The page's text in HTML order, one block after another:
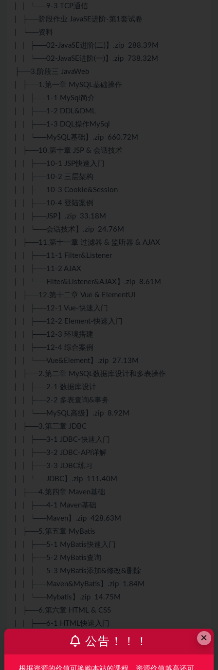
| | └──9-3 TCP通信
| ├──阶段作业 JavaSE进阶-第1套试卷
| └──资料
| | ├──02-JavaSE进阶(二)】.zip 288.39M
| | └──02-JavaSE进阶(一)】.zip 738.32M
├──3.阶段三 JavaWeb
| ├──1.第一章 MySQL基础操作
| | ├──1-1 MySql简介
| | ├──1-2 DDL&DML
| | ├──1-3 DQL操作MySql
| | └──MySQL基础】.zip 660.72M
| ├──10.第十章 JSP & 会话技术
| | ├──10-1 JSP快速入门
| | ├──10-2 三层架构
| | ├──10-3 Cookie&Session
| | ├──10-4 登陆案例
| | ├──JSP】.zip 33.18M
| | └──会话技术】.zip 24.76M
| ├──11.第十一章 过滤器 & 监听器 & AJAX
| | ├──11-1 Filter&Listener
| | ├──11-2 AJAX
| | └──Filter&Listener&AJAX】.zip 8.61M
| ├──12.第十二章 Vue & ElementUI
| | ├──12-1 Vue-快速入门
| | ├──12-2 Element-快速入门
| | ├──12-3 环境搭建
| | ├──12-4 综合案例
| | └──Vue&Element】.zip 27.13M
| ├──2.第二章 MySQL数据库设计和多表操作
| | ├──2-1 数据库设计
| | ├──2-2 多表查询&事务
| | └──MySQL高级】.zip 8.92M
| ├──3.第三章 JDBC
| | ├──3-1 JDBC-快速入门
| | ├──3-2 JDBC-API详解
| | ├──3-3 JDBC练习
| | └──JDBC】.zip 111.40M
| ├──4.第四章 Maven基础
| | ├──4-1 Maven基础
| | └──Maven】.zip 428.63M
| ├──5.第五章 MyBatis
| | ├──5-1 MyBatis快速入门
| | ├──5-2 MyBatis查询
| | ├──5-3 MyBatis添加&修改&删除
| | ├──Maven&MyBatis】.zip 1.84M
| | └──Mybatis】.zip 14.75M
| ├──6.第六章 HTML & CSS
| | ├──6-1 HTML快速入门
| | ├──6-2 HTML常用标签
| | ├──6-3 css快速入门
×
公告！！！